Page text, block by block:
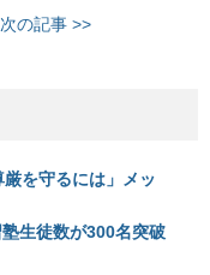
次の記事 >>
を守るには」メッ
生徒数が300名突破